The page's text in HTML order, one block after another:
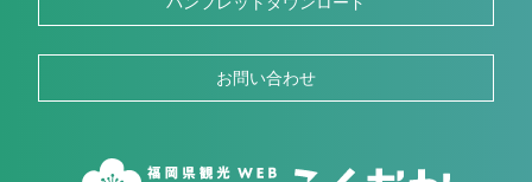
お問い合わせ